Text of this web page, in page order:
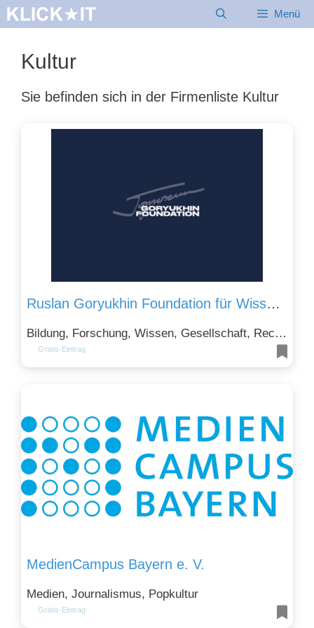
Zum
Inhalt
Menü
Kultur
Sie befinden sich in der Firmenliste Kultur
Ruslan Goryukhin Foundation für Wissenschaft, Forschung und Kultur gGmbH
Bildung, Forschung, Wissen, Gesellschaft, Recht, Politik und Soziales und Kunst, Kultur, Design
Gratis-Eintrag
MedienCampus Bayern e. V.
Medien, Journalismus, Popkultur
Gratis-Eintrag